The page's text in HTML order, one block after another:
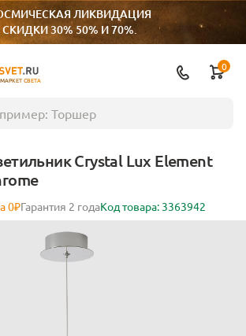
ЛИКВИДАЦИЯ
СКИДКИ 30% 50% И 70%.
СВЕТА
0
Crystal Lux Element
0₽Гарантия 2 годаКод товара: 3363942